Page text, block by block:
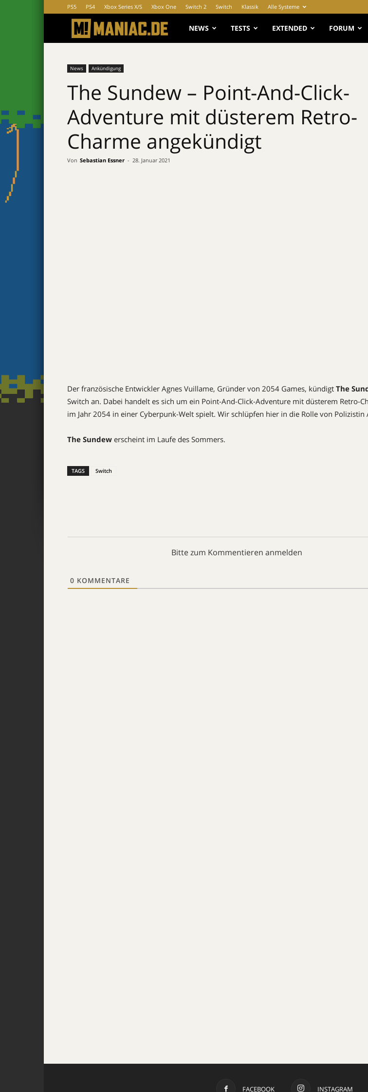
PS5 PS4 Xbox Series X/S Xbox One Switch 2 Switch Klassik Alle Systeme
MANIAC.de
NEWS TESTS EXTENDED FORUM
News Ankündigung
The Sundew – Point-And-Click-
Adventure mit düsterem Retro-
Charme angekündigt
Von Sebastian Essner - 28. Januar 2021
Der französische Entwickler Agnes Vuillame, Gründer von 2054 Games, kündigt The
Switch an. Dabei handelt es sich um ein Point-And-Click-Adventure mit düsterem Retro-
im Jahr 2054 in einer Cyberpunk-Welt spielt. Wir schlüpfen hier in die Rolle von Polizistin
The Sundew erscheint im Laufe des Sommers.
TAGS Switch
Bitte zum Kommentieren anmelden
0 KOMMENTARE
FACEBOOK INSTAGRAM